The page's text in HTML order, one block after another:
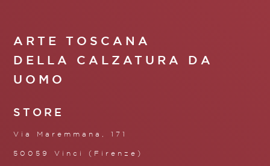
ARTE TOSCANA
DELLA CALZATURA DA
UOMO
STORE
Via Maremmana, 171
50059 Vinci (Firenze)